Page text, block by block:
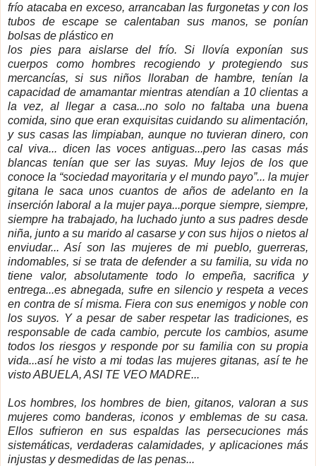
frío atacaba en exceso, arrancaban las furgonetas y con los
tubos de escape se calentaban sus manos, se ponían
bolsas de plástico en
los pies para aislarse del frío. Si llovía exponían sus
cuerpos como hombres recogiendo y protegiendo sus
mercancías, si sus niños lloraban de hambre, tenían la
capacidad de amamantar mientras atendían a 10 clientas a
la vez, al llegar a casa...no solo no faltaba una buena
comida, sino que eran exquisitas cuidando su alimentación,
y sus casas las limpiaban, aunque no tuvieran dinero, con
cal viva... dicen las voces antiguas...pero las casas más
blancas tenían que ser las suyas. Muy lejos de los que
conoce la “sociedad mayoritaria y el mundo payo”... la mujer
gitana le saca unos cuantos de años de adelanto en la
inserción laboral a la mujer paya...porque siempre, siempre,
siempre ha trabajado, ha luchado junto a sus padres desde
niña, junto a su marido al casarse y con sus hijos o nietos al
enviudar... Así son las mujeres de mi pueblo, guerreras,
indomables, si se trata de defender a su familia, su vida no
tiene valor, absolutamente todo lo empeña, sacrifica y
entrega...es abnegada, sufre en silencio y respeta a veces
en contra de sí misma. Fiera con sus enemigos y noble con
los suyos. Y a pesar de saber respetar las tradiciones, es
responsable de cada cambio, percute los cambios, asume
todos los riesgos y responde por su familia con su propia
vida...así he visto a mi todas las mujeres gitanas, así te he
visto ABUELA, ASI TE VEO MADRE...
Los hombres, los hombres de bien, gitanos, valoran a sus
mujeres como banderas, iconos y emblemas de su casa.
Ellos sufrieron en sus espaldas las persecuciones más
sistemáticas, verdaderas calamidades, y aplicaciones más
injustas y desmedidas de las penas...